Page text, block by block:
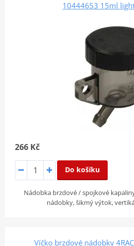
10444653 15ml
266 Kč
Do košíku
Nádobka brzdové / spojkové
nádobky, šikmý výtok,
Víčko brzdové nádobky